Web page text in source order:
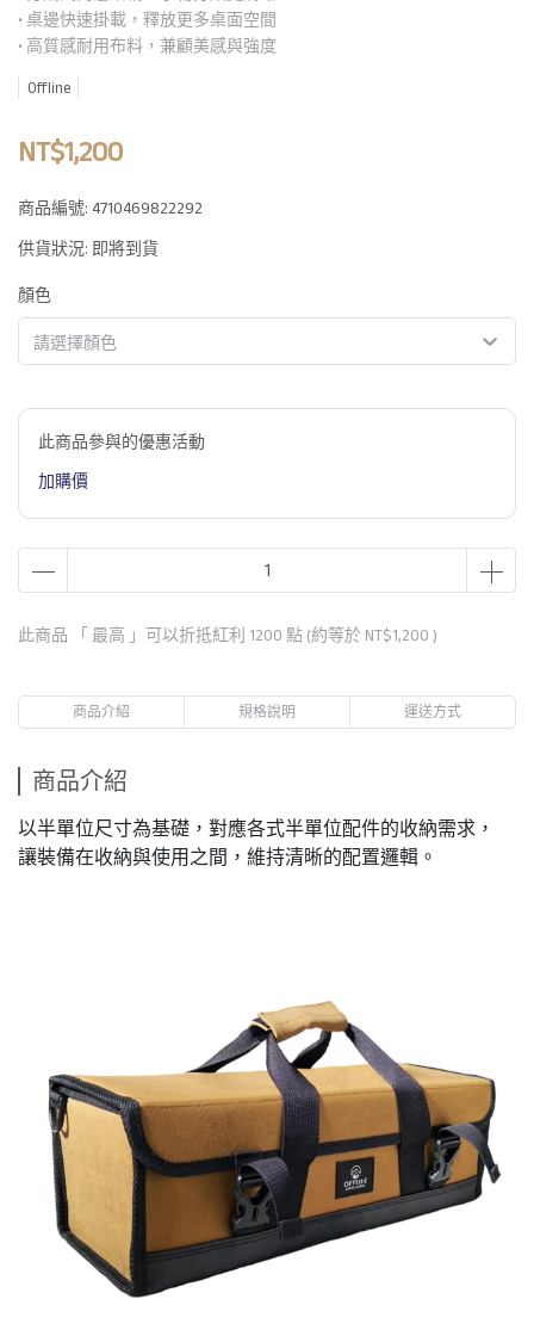
• 桌邊快速掛載，釋放更多桌面空間
• 高質感耐用布料，兼顧美感與強度
Offline
NT$1,200
商品編號: 4710469822292
供貨狀況: 即將到貨
顏色
請選擇顏色
此商品參與的優惠活動
加購價
此商品 「 最高 」可以折抵紅利 1200 點 (約等於 NT$1,200 )
商品介紹 規格說明 運送方式
商品介紹
以半單位尺寸為基礎，對應各式半單位配件的收納需求，
讓裝備在收納與使用之間，維持清晰的配置邏輯。